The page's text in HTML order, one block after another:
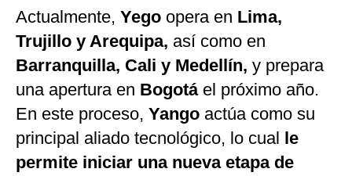
Actualmente, Yego opera en Lima,
Trujillo y Arequipa, así como en
Barranquilla, Cali y Medellín, y prepara
una apertura en Bogotáel próximo año.
En este proceso, Yango actúa como su
principal aliado tecnológico, lo cual le
permite iniciar una nueva etapa de